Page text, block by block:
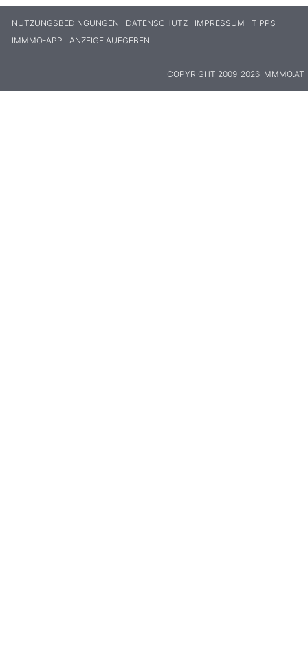
NUTZUNGSBEDINGUNGEN DATENSCHUTZ IMPRESSUM
TIPPS
IMMMO-APP
ANZEIGE AUFGEBEN
COPYRIGHT 2009-2026 IMMMO.AT